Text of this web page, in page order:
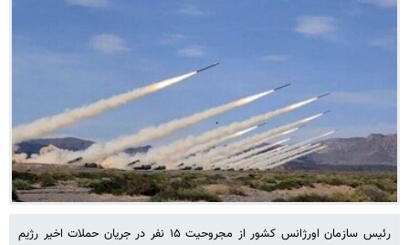
رئیس سازمان اورژانس کشور از مجروحیت ۱۵ نفر در جریان حملات اخیر رژیم